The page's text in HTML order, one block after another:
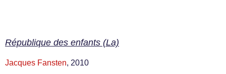
République des enfants (La)
Jacques Fansten, 2010